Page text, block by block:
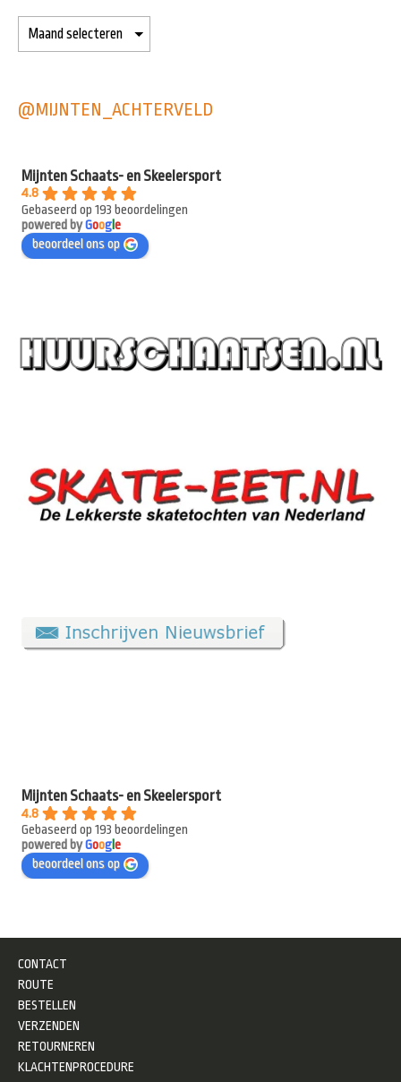
@MIJNTEN_ACHTERVELD
Mijnten Schaats- en Skeelersport
4.8
Gebaseerd op 193 beoordelingen
powered byGooge
beoordeel ons op
Mijnten Schaats- en Skeelersport
4.8
Gebaseerd op 193 beoordelingen
powered byGooge
beoordeel ons op
CONTACT
ROUTE
BESTELLEN
VERZENDEN
RETOURNEREN
KLACHTENPROCEDURE